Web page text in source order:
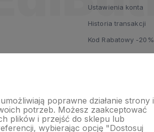
Ustawienia konta
Historia transakcji
Kod Rabatowy -20%
poprawne działanie strony i
potrzeb. Możesz zaakceptować
plików i przejść do sklepu lub
wybierając opcję "Dostosuj